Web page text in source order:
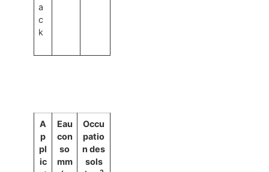
a
c
k
A
p
pl
ic
Eau
con
so
mm
Occu
patio
n des
sols